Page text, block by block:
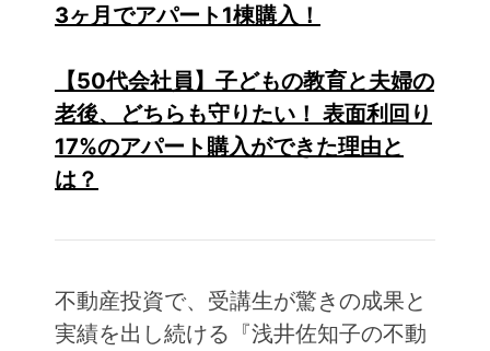
3ヶ月でアパート1棟購入！
【50代会社員】子どもの教育と夫婦の
老後、どちらも守りたい！ 表面利回り
17%のアパート購入ができた理由と
は？
不動産投資で、受講生が驚きの成果と
実績を出し続ける『浅井佐知子の不動